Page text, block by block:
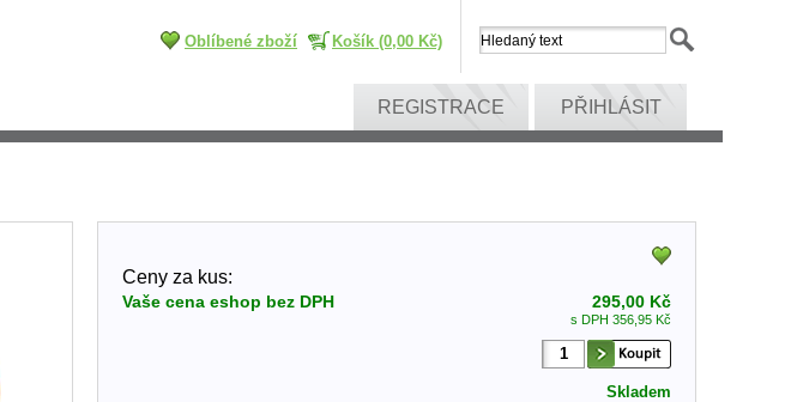
Oblíbené zboží Košík (0,00 Kč)
REGISTRACE PŘIHLÁSIT
Ceny za kus:
Vaše cena eshop bez DPH 295,00 Kč
s DPH 356,95 Kč
Skladem